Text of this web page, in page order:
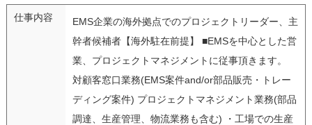
仕事内容
EMS企業の海外拠点でのプロジェクトリーダー、主
幹者候補者【海外駐在前提】 ■EMSを中心とした営
業、プロジェクトマネジメントに従事頂きます。
対顧客窓口業務(EMS案件and/or部品販売・トレー
ディング案件) プロジェクトマネジメント業務(部品
調達、生産管理、物流業務も含む) ・工場での生産